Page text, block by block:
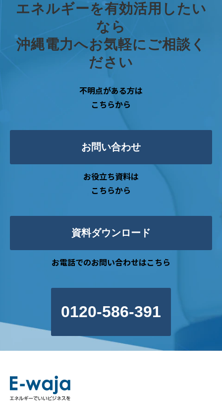
エネルギーを有効活用したい
なら
沖縄電力へお気軽にご相談く
ださい
不明点がある方は
こちらから
お問い合わせ
お役立ち資料は
こちらから
資料ダウンロード
お電話でのお問い合わせはこちら
0120-586-391